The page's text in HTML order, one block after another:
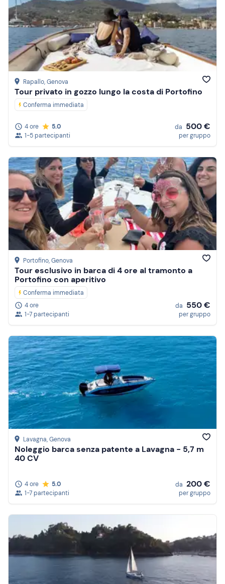
Rapallo, Genova
Tour privato in gozzo lungo la costa di Portofino
Conferma immediata
4 ore
5.0
1-5 partecipanti
da 500 €
per gruppo
Portofino, Genova
Tour esclusivo in barca di 4 ore al tramonto a
Portofino con aperitivo
Conferma immediata
4 ore
1-7 partecipanti
da 550 €
per gruppo
Lavagna, Genova
Noleggio barca senza patente a Lavagna - 5,7 m
40 CV
4 ore
5.0
1-7 partecipanti
da 200 €
per gruppo